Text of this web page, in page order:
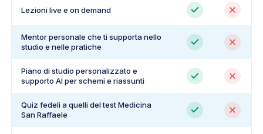
Lezioni live e on demand
Mentor personale che ti supporta nello
studio e nelle pratiche
Piano di studio personalizzato e
supporto AI per schemi e riassunti
Quiz fedeli a quelli del test Medicina
San Raffaele